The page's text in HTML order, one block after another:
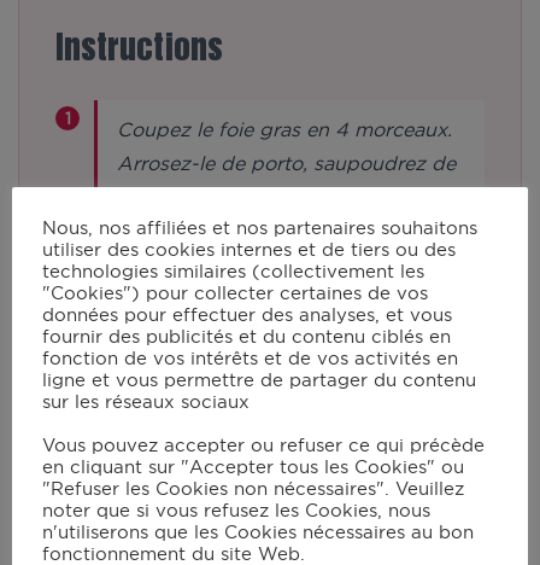
Instructions
Coupez le foie gras en 4 morceaux.
Arrosez-le de porto, saupoudrez de
mettez au réfrigérateur 4 h.
Étalez du film alimentaire sur le plan
de travail et déposez 2 morceaux de
foie gras dessus. Refermez le film et
roulez-le afin d’obtenir un boudin.
Filmez à nouveau afin que ce soit
bien hermétique. Enroulez-le de
papier aluminium. Faites de même
pour le foie gras restant.
Nous, nos affiliées et nos partenaires souhaitons
utiliser des cookies internes et de tiers ou des
technologies similaires (collectivement les
"Cookies") pour collecter certaines de vos
données pour effectuer des analyses, et vous
fournir des publicités et du contenu ciblés en
fonction de vos intérêts et de vos activités en
ligne et vous permettre de partager du contenu
sur les réseaux sociaux
Vous pouvez accepter ou refuser ce qui précède
en cliquant sur "Accepter tous les Cookies" ou
"Refuser les Cookies non nécessaires". Veuillez
noter que si vous refusez les Cookies, nous
n'utiliserons que les Cookies nécessaires au bon
fonctionnement du site Web.